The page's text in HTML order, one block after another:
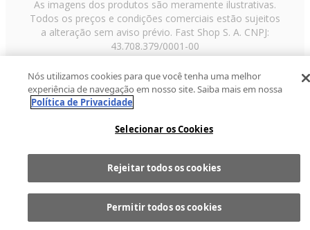
Comprar
As imagens dos produtos são meramente ilustrativas.
Todos os preços e condições comerciais estão sujeitos
a alteração sem aviso prévio. Fast Shop S. A. CNPJ:
43.708.379/0001-00
Avenida Zaki Narchi, nº 1650, sobreloja, Carandiru, São
Paulo/SP, CEP 02029-001, Telefone: 11 3003-3728 ©
2013 Fast Shop - Todos os direitos reservadosRF
Nós utilizamos cookies para que você tenha uma melhor
experiência de navegação em nosso site. Saiba mais em nossa
Política de Privacidade
Selecionar os Cookies
Rejeitar todos os cookies
Permitir todos os cookies